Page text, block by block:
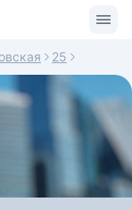
25